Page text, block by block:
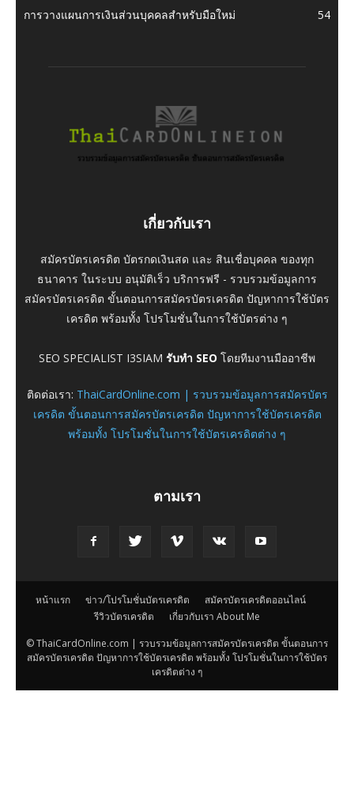
การวางแผนการเงินส่วนบุคคลสำหรับมือใหม่
54
เกี่ยวกับเรา
สมัครบัตรเครดิต บัตรกดเงินสด และ สินเชื่อบุคคล ของทุก
ธนาคาร ในระบบ อนุมัติเร็ว บริการฟรี - รวบรวมข้อมูลการ
สมัครบัตรเครดิต ขั้นตอนการสมัครบัตรเครดิต ปัญหาการใช้บัตร
เครดิต พร้อมทั้ง โปรโมชั่นในการใช้บัตรต่าง ๆ
SEO SPECIALIST I3SIAM รับทำ SEO โดยทีมงานมืออาชีพ
ติดต่อเรา: ThaiCardOnline.com | รวบรวมข้อมูลการสมัครบัตร
เครดิต ขั้นตอนการสมัครบัตรเครดิต ปัญหาการใช้บัตรเครดิต
พร้อมทั้ง โปรโมชั่นในการใช้บัตรเครดิตต่าง ๆ
ตามเรา
หน้าแรก ข่าว/โปรโมชั่นบัตรเครดิต
สมัครบัตรเครดิตออนไลน์
รีวิวบัตรเครดิต
เกี่ยวกับเรา About Me
© ThaiCardOnline.com | รวบรวมข้อมูลการสมัครบัตรเครดิต ขั้นตอนการ
สมัครบัตรเครดิต ปัญหาการใช้บัตรเครดิต พร้อมทั้ง โปรโมชั่นในการใช้บัตร
เครดิตต่าง ๆ